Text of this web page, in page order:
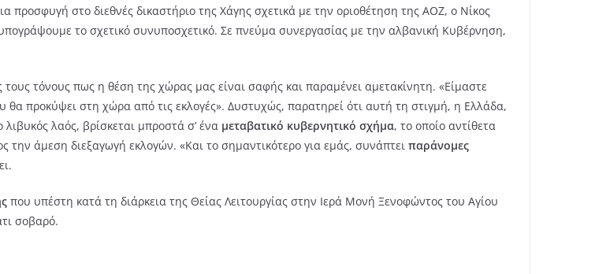
προσφυγή στο διεθνές δικαστήριο της Χάγης σχετικά με την οριοθέτηση της ΑΟΖ, ο Νίκος
το σχετικό συνυποσχετικό. Σε πνεύμα συνεργασίας με την αλβανική Κυβέρνηση,
τους τόνους πως η θέση της χώρας μας είναι σαφής και παραμένει αμετακίνητη. «Είμαστε
θα προκύψει στη χώρα από τις εκλογές». Δυστυχώς, παρατηρεί ότι αυτή τη στιγμή, η Ελλάδα,
λαός, βρίσκεται μπροστά σ’ ένα μεταβατικό κυβερνητικό σχήμα, το οποίο αντίθετα
άμεση διεξαγωγή εκλογών. «Και το σημαντικότερο για εμάς, συνάπτει παράνομες
που υπέστη κατά τη διάρκεια της Θείας Λειτουργίας στην Ιερά Μονή Ξενοφώντος του Αγίου
σοβαρό.